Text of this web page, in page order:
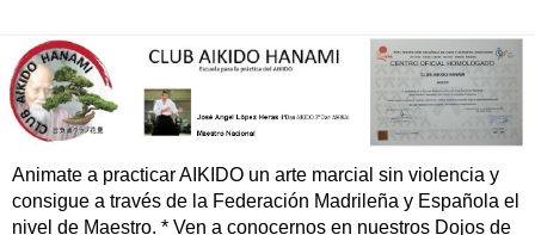
Animate a practicar AIKIDO un arte marcial sin violencia y
consigue a través de la Federación Madrileña y Española el
nivel de Maestro. * Ven a conocernos en nuestros Dojos de